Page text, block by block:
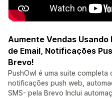
Aumente Vendas Usando
de Email, Notificações
Brevo!
PushOwl é uma suite completa
notificações push web,
SMS- pela Brevo Inclui